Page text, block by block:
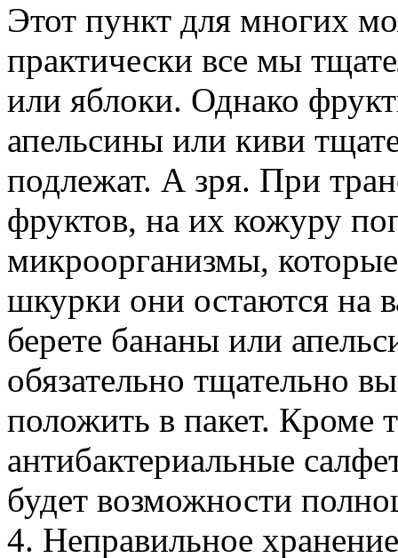
Этот пункт для многих
практически все мы
или яблоки. Однако
апельсины или киви
подлежат. А зря. При
фруктов, на их кожуру
микроорганизмы,
шкурки они остаются на
берете бананы или
обязательно тщательно
положить в пакет. Кроме
антибактериальные
будет возможности
4. Неправильное